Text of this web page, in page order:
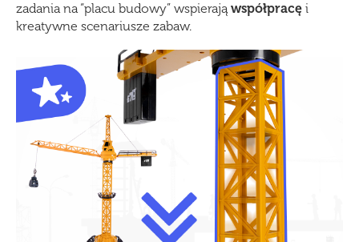
zadania na “placu budowy” wspierająwspółpracę i
kreatywne scenariusze zabaw.